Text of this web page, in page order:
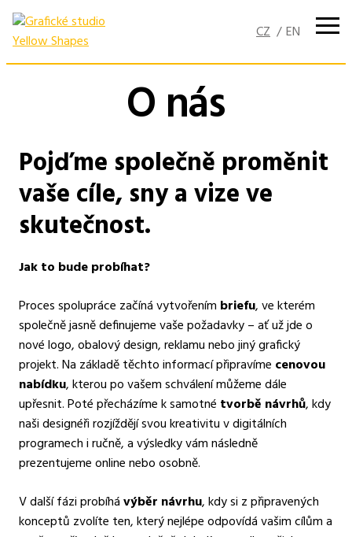
Přejít
obsahu
O nás
Pojďme společně proměnit
vaše cíle, sny a vize ve
skutečnost.
Jak to bude probíhat?
Proces spolupráce začíná vytvořením briefu, ve kterém
společně jasně definujeme vaše požadavky – ať už jde o
nové logo, obalový design, reklamu nebo jiný grafický
projekt. Na základě těchto informací připravíme cenovou
nabídku, kterou po vašem schválení můžeme dále
upřesnit. Poté přecházíme k samotné tvorbě návrhů, kdy
naši designéři rozjíždějí svou kreativitu v digitálních
programech i ručně, a výsledky vám následně
prezentujeme online nebo osobně.
V další fázi probíhávýběr návrhu, kdy si z připravených
konceptů zvolíte ten, který nejlépe odpovídá vašim cílům a